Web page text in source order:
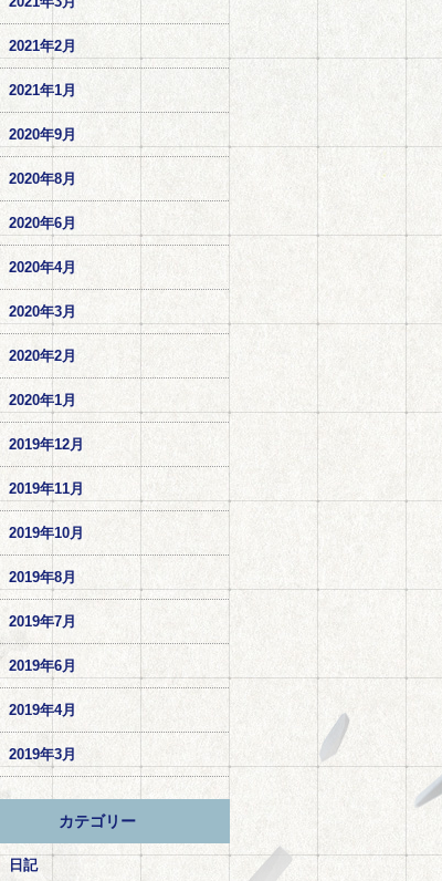
2021年2月
2021年1月
2020年9月
2020年8月
2020年6月
2020年4月
2020年3月
2020年2月
2020年1月
2019年12月
2019年11月
2019年10月
2019年8月
2019年7月
2019年6月
2019年4月
2019年3月
カテゴリー
日記